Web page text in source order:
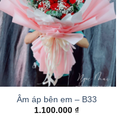
Âm áp bên em – B33
1.100.000 ₫